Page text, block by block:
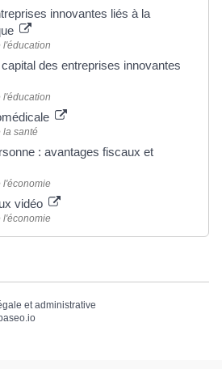
innovantes liés à la
l'éducation
des entreprises innovantes
l'éducation
la santé
: avantages fiscaux et
l'économie
vidéo
l'économie
et administrative